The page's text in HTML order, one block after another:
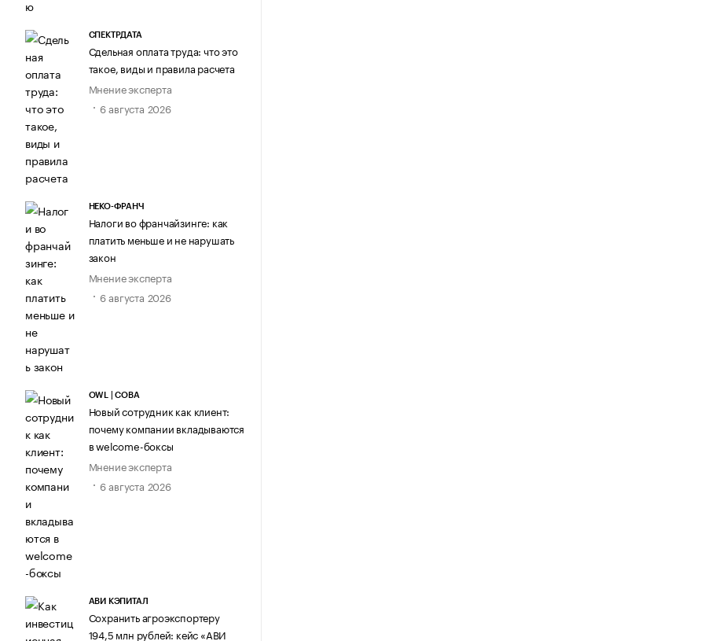
СПЕКТРДАТА
Сдельная оплата труда: что это
такое, виды и правила расчета
Мнение эксперта
6 августа 2026
НЕКО-ФРАНЧ
Налоги во франчайзинге: как
платить меньше и не нарушать
закон
Мнение эксперта
6 августа 2026
OWL | СОВА
Новый сотрудник как клиент:
почему компании вкладываются
в welcome-боксы
Мнение эксперта
6 августа 2026
АВИ КЭПИТАЛ
Сохранить агроэкспортеру
194,5 млн рублей: кейс «АВИ